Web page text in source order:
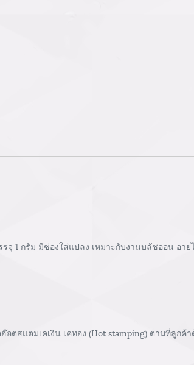
1 กรัม มีซ่องใส่แปลง เหมาะกับงานบลัชออน อาย
สแตมเคเงิน เคทอง (Hot stamping) ตามที่ลูกค้